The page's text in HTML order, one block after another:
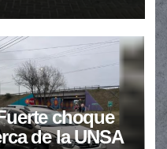
choque
de la UNSA